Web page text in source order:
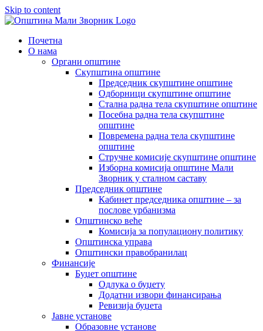
Skip to content
Почетна
О нама
Органи општине
Скупштина општине
Председник скупштине општине
Одборници скупштине општине
Стална радна тела скупштине општине
Посебна радна тела скупштине
општине
Повремена радна тела скупштине
општине
Стручне комисије скупштине општине
Изборна комисија општине Мали
Зворник у сталном саставу
Председник општине
Кабинет председника општине – за
послове урбанизма
Општинско веће
Комисија за популациону политику
Општинска управа
Општински правобранилац
Финансије
Буџет општине
Одлука о буџету
Додатни извори финансирања
Ревизија буџета
Јавне установе
Образовне установе